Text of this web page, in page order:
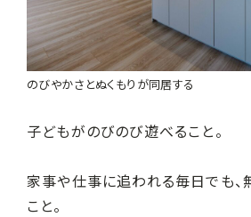
のびやかさとぬくもりが同居する
子どもがのびのび遊べること。
家事や仕事に追われる毎日でも、
こと。